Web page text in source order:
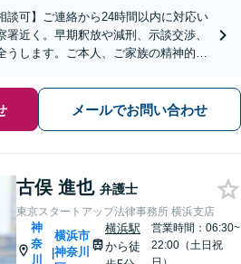
談可】ご連絡から24時間以内に対応い
近く。早期釈放や減刑、示談交渉、
うします。ご本人、ご家族の精神的支
メールでお問い合わせ
古俣 進也 弁護士
東京スタートアップ法律事務所 横浜支店
神
奈
川
|
横浜市
神奈川
横浜駅
から徒
営業時間：06:30~
22:00（土日祝